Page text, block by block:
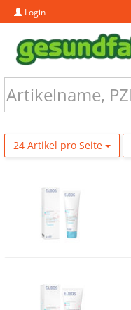
Login
24 Artikel pro Seite